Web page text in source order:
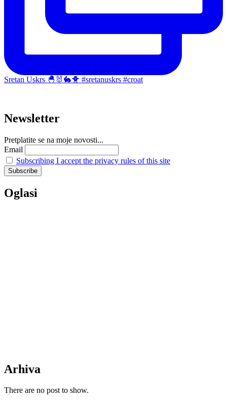
Sretan Uskrs 🐣🐰🐇🐥 #sretanuskrs #croat
Newsletter
Pretplatite se na moje novosti...
Email
Subscribing I accept the privacy rules of this site
Oglasi
Arhiva
There are no post to show.